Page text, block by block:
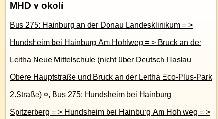
MHD v okolí
Bus 275: Hainburg an der Donau Landesklinikum = >
Hundsheim bei Hainburg Am Hohlweg = > Bruck an der
Leitha Neue Mittelschule (nicht über Deutsch Haslau
Obere Hauptstraße und Bruck an der Leitha Eco-Plus-Park
2.Straße) ¤, Bus 275: Hundsheim bei Hainburg
Spitzerberg = > Hundsheim bei Hainburg Am Hohlweg = >